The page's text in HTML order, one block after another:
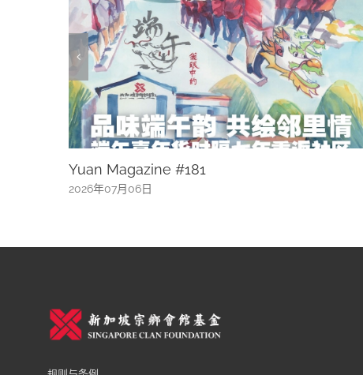
马里士他：带着年代气息的“阿公的路”
2026年07月06日